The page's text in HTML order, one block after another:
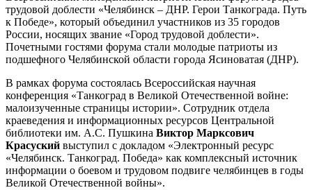
трудовой доблести «Челябинск – ДНР. Герои Танкограда. Путь
к Победе», который объединил участников из 35 городов
России, носящих звание «Город трудовой доблести».
Почетными гостями форума стали молодые патриоты из
подшефного Челябинской области города Ясиноватая (ДНР).
В рамках форума состоялась Всероссийская научная
конференция «Танкоград в Великой Отечественной войне:
малоизученные страницы истории». Сотрудник отдела
краеведения и информационных ресурсов Центральной
библиотеки им. А.С. Пушкина Виктор Марксович
Красуский выступил с докладом «Электронный ресурс
«Челябинск. Танкоград. Победа» как комплексный источник
информации о боевом и трудовом подвиге челябинцев в годы
Великой Отечественной войны».